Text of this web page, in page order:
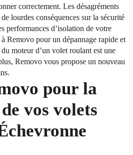
correctement. Les désagréments
lourdes conséquences sur la sécurité
performances d’isolation de votre
Removo pour un dépannage rapide et
moteur d’un volet roulant est une
Removo vous propose un nouveau
pour la
vos volets